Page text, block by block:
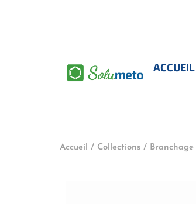
ACCUEIL
Accueil / Collections / Branchage